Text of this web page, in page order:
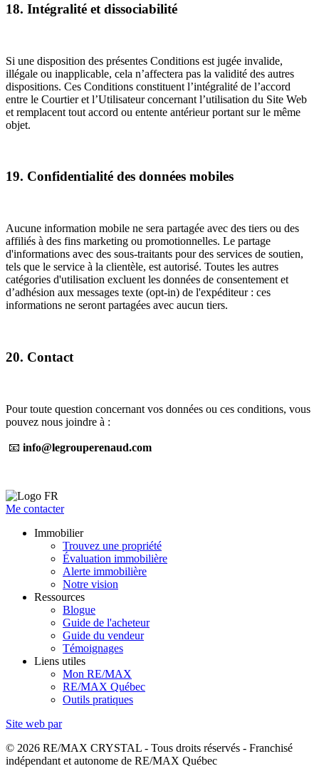
18. Intégralité et dissociabilité
Si une disposition des présentes Conditions est jugée invalide,
illégale ou inapplicable, cela n’affectera pas la validité des autres
dispositions. Ces Conditions constituent l’intégralité de l’accord
entre le Courtier et l’Utilisateur concernant l’utilisation du Site Web
et remplacent tout accord ou entente antérieur portant sur le même
objet.
19. Confidentialité des données mobiles
Aucune information mobile ne sera partagée avec des tiers ou des
affiliés à des fins marketing ou promotionnelles. Le partage
d'informations avec des sous-traitants pour des services de soutien,
tels que le service à la clientèle, est autorisé. Toutes les autres
catégories d'utilisation excluent les données de consentement et
d’adhésion aux messages texte (opt-in) de l'expéditeur : ces
informations ne seront partagées avec aucun tiers.
20. Contact
Pour toute question concernant vos données ou ces conditions, vous
pouvez nous joindre à :
📧 info@legrouperenaud.com
Me contacter
Immobilier
Trouvez une propriété
Évaluation immobilière
Alerte immobilière
Notre vision
Ressources
Blogue
Guide de l'acheteur
Guide du vendeur
Témoignages
Liens utiles
Mon RE/MAX
RE/MAX Québec
Outils pratiques
Site web par
© 2026 RE/MAX CRYSTAL - Tous droits réservés - Franchisé
indépendant et autonome de RE/MAX Québec